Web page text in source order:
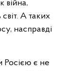
війна,
А таких
насправді
Росією є не